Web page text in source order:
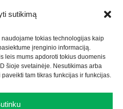
sutikimą
tokias technologijas kaip
įrenginio informaciją.
leis mums apdoroti tokius duomenis
šioje svetainėje. Nesutikimas arba
tam tikras funkcijas ir funkcijas.